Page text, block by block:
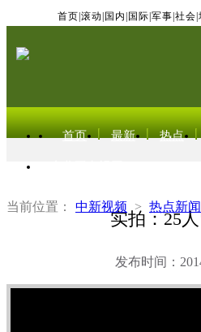
首页 滚动 国内 国际 军事 社会
首页 最新 热点
当前位置： 中新视频 > 热点新闻
实拍：25
发布时间：